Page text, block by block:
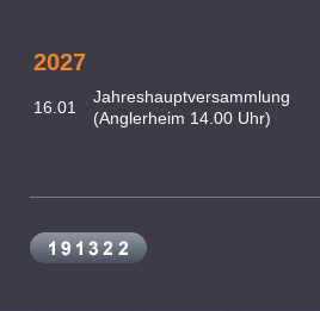
2027
16.01
Jahreshauptversammlung
(Anglerheim 14.00 Uhr)